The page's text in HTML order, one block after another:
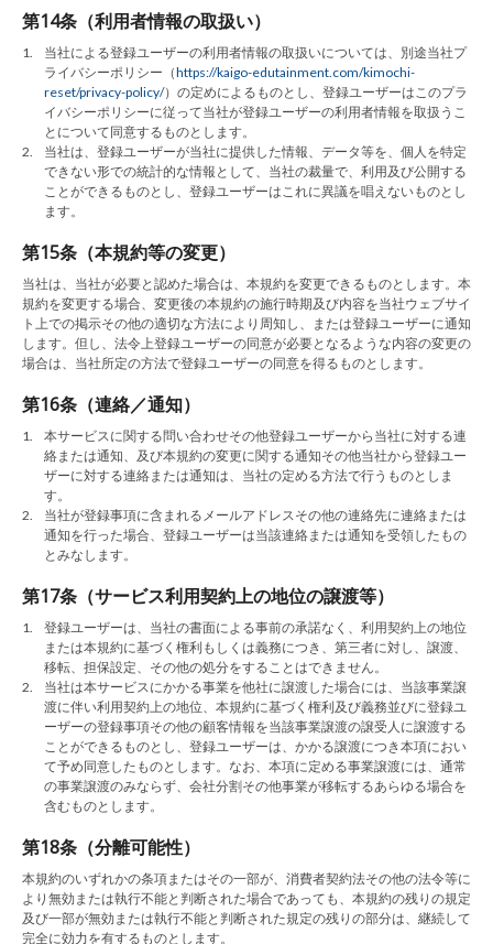
第14条（利用者情報の取扱い）
1.
当社による登録ユーザーの利用者情報の取扱いについては、別途当社プ
ライバシーポリシー（https://kaigo-edutainment.com/kimochi-
reset/privacy-policy/）の定めによるものとし、登録ユーザーはこのプラ
イバシーポリシーに従って当社が登録ユーザーの利用者情報を取扱うこ
とについて同意するものとします。
2.
当社は、登録ユーザーが当社に提供した情報、データ等を、個人を特定
できない形での統計的な情報として、当社の裁量で、利用及び公開する
ことができるものとし、登録ユーザーはこれに異議を唱えないものとし
ます。
第15条（本規約等の変更）
当社は、当社が必要と認めた場合は、本規約を変更できるものとします。本
規約を変更する場合、変更後の本規約の施行時期及び内容を当社ウェブサイ
ト上での掲示その他の適切な方法により周知し、または登録ユーザーに通知
します。但し、法令上登録ユーザーの同意が必要となるような内容の変更の
場合は、当社所定の方法で登録ユーザーの同意を得るものとします。
第16条（連絡／通知）
1.
本サービスに関する問い合わせその他登録ユーザーから当社に対する連
絡または通知、及び本規約の変更に関する通知その他当社から登録ユー
ザーに対する連絡または通知は、当社の定める方法で行うものとしま
す。
2.
当社が登録事項に含まれるメールアドレスその他の連絡先に連絡または
通知を行った場合、登録ユーザーは当該連絡または通知を受領したもの
とみなします。
第17条（サービス利用契約上の地位の譲渡等）
1.
登録ユーザーは、当社の書面による事前の承諾なく、利用契約上の地位
または本規約に基づく権利もしくは義務につき、第三者に対し、譲渡、
移転、担保設定、その他の処分をすることはできません。
2.
当社は本サービスにかかる事業を他社に譲渡した場合には、当該事業譲
渡に伴い利用契約上の地位、本規約に基づく権利及び義務並びに登録ユ
ーザーの登録事項その他の顧客情報を当該事業譲渡の譲受人に譲渡する
ことができるものとし、登録ユーザーは、かかる譲渡につき本項におい
て予め同意したものとします。なお、本項に定める事業譲渡には、通常
の事業譲渡のみならず、会社分割その他事業が移転するあらゆる場合を
含むものとします。
第18条（分離可能性）
本規約のいずれかの条項またはその一部が、消費者契約法その他の法令等に
より無効または執行不能と判断された場合であっても、本規約の残りの規定
及び一部が無効または執行不能と判断された規定の残りの部分は、継続して
完全に効力を有するものとします。